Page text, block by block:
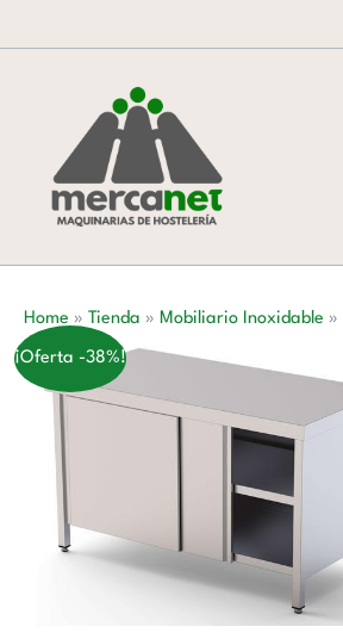
al
Home » Tienda » Mobiliario Inoxidable »
¡Oferta -38%!